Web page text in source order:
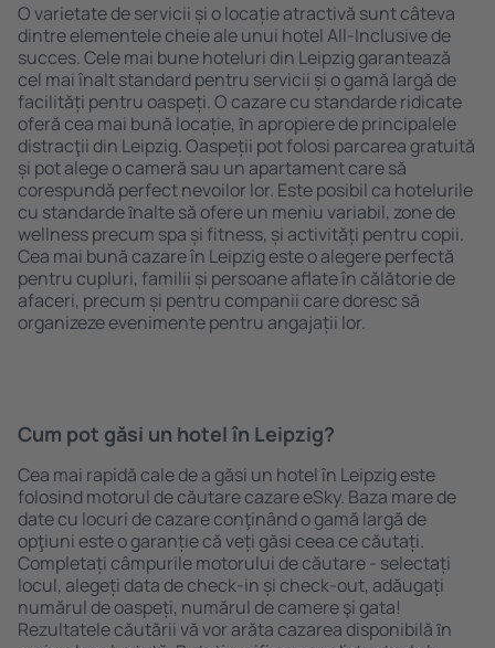
O varietate de servicii și o locație atractivă sunt câteva
dintre elementele cheie ale unui hotel All-Inclusive de
succes. Cele mai bune hoteluri din Leipzig garantează
cel mai înalt standard pentru servicii și o gamă largă de
facilități pentru oaspeți. O cazare cu standarde ridicate
oferă cea mai bună locație, ȋn apropiere de principalele
distracţii din Leipzig. Oaspeții pot folosi parcarea gratuită
și pot alege o cameră sau un apartament care să
corespundă perfect nevoilor lor. Este posibil ca hotelurile
cu standarde ȋnalte să ofere un meniu variabil, zone de
wellness precum spa și fitness, și activități pentru copii.
Cea mai bună cazare în Leipzig este o alegere perfectă
pentru cupluri, familii și persoane aflate în călătorie de
afaceri, precum și pentru companii care doresc să
organizeze evenimente pentru angajații lor.
Cum pot găsi un hotel în Leipzig?
Cea mai rapidă cale de a găsi un hotel în Leipzig este
folosind motorul de căutare cazare eSky. Baza mare de
date cu locuri de cazare conţinând o gamă largă de
opţiuni este o garanție că veți găsi ceea ce căutați.
Completați câmpurile motorului de căutare - selectați
locul, alegeți data de check-in și check-out, adăugați
numărul de oaspeți, numărul de camere şi gata!
Rezultatele căutării vă vor arăta cazarea disponibilă ȋn